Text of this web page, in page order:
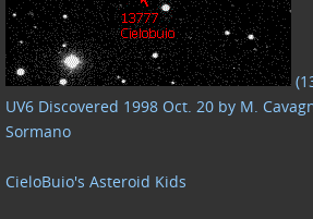
UV6 Discovered 1998 Oct. 20 by M.
Sormano
CieloBuio's Asteroid Kids